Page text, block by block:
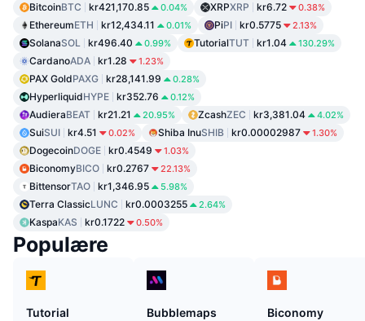
BitcoinBTC kr421,170.85 0.04% XRPXRP kr6.72 0.38%
EthereumETH kr12,434.11 0.01% PiPI kr0.5775 2.13%
SolanaSOL kr496.40 0.99% TutorialTUT kr1.04 130.29%
CardanoADA kr1.28 1.23%
PAX GoldPAXG kr28,141.99 0.28%
HyperliquidHYPE kr352.76 0.12%
AudieraBEAT kr21.21 20.95% ZcashZEC kr3,381.04 4.02%
SuiSUI kr4.51 0.02% Shiba InuSHIB kr0.00002987 1.30%
DogecoinDOGE kr0.4549 1.03%
BiconomyBICO kr0.2767 22.13%
BittensorTAO kr1,346.95 5.98%
Terra ClassicLUNC kr0.0003255 2.64%
KaspaKAS kr0.1722 0.50%
Populære
Tutorial
Bubblemaps
Biconomy